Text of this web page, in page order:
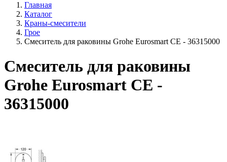
Главная
Каталог
Краны-смесители
Грое
Смеситель для раковины Grohe Eurosmart CE - 36315000
Смеситель для раковины
Grohe Eurosmart CE -
36315000